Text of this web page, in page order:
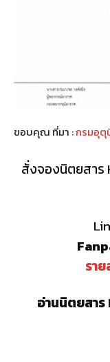
ขอบคุณ ที่มา :กรมอุตุ
สั่งจองนิตยสาร
รา
อ่านนิตยสา